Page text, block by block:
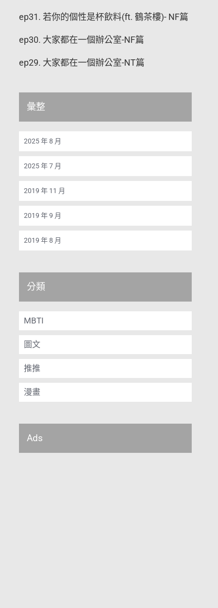
ep31. 若你的個性是杯飲料(ft. 鶴茶樓)- NF篇
ep30. 大家都在一個辦公室-NF篇
ep29. 大家都在一個辦公室-NT篇
彙整
2025 年 8 月
2025 年 7 月
2019 年 11 月
2019 年 9 月
2019 年 8 月
分類
MBTI
圖文
推推
漫畫
Ads